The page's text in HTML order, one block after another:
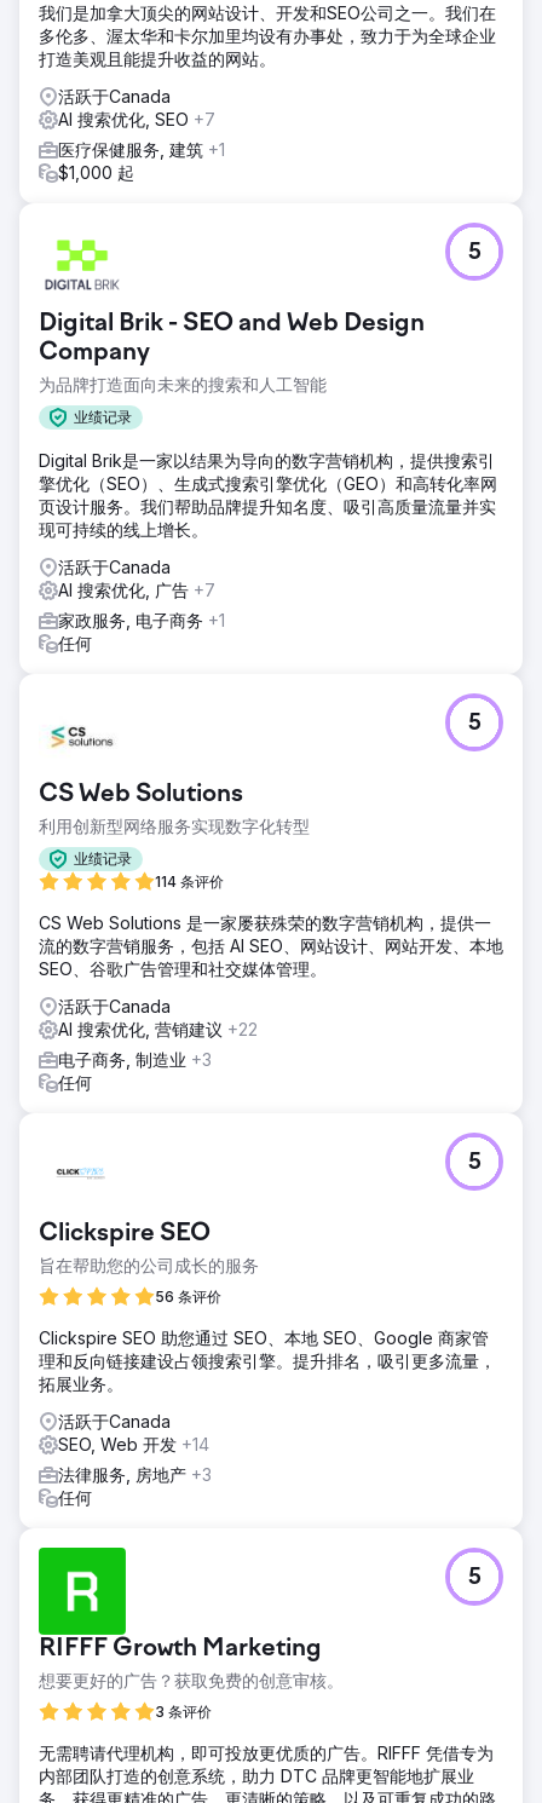
我们是加拿大顶尖的网站设计、开发和SEO公司之一。我们在
多伦多、渥太华和卡尔加里均设有办事处，致力于为全球企业
打造美观且能提升收益的网站。
活跃于Canada
AI 搜索优化, SEO +7
医疗保健服务, 建筑 +1
$1,000 起
Digital Brik - SEO and Web Design
Company
为品牌打造面向未来的搜索和人工智能
业绩记录
5
Digital Brik是一家以结果为导向的数字营销机构，提供搜索引
擎优化（SEO）、生成式搜索引擎优化（GEO）和高转化率网
页设计服务。我们帮助品牌提升知名度、吸引高质量流量并实
现可持续的线上增长。
活跃于Canada
AI 搜索优化, 广告 +7
家政服务, 电子商务 +1
任何
CS Web Solutions
利用创新型网络服务实现数字化转型
业绩记录
114 条评价
5
CS Web Solutions 是一家屡获殊荣的数字营销机构，提供一
流的数字营销服务，包括 AI SEO、网站设计、网站开发、本地
SEO、谷歌广告管理和社交媒体管理。
活跃于Canada
AI 搜索优化, 营销建议 +22
电子商务, 制造业 +3
任何
Clickspire SEO
旨在帮助您的公司成长的服务
56 条评价
5
Clickspire SEO 助您通过 SEO、本地 SEO、Google 商家管
理和反向链接建设占领搜索引擎。提升排名，吸引更多流量，
拓展业务。
活跃于Canada
SEO, Web 开发 +14
法律服务, 房地产 +3
任何
RIFFF Growth Marketing
想要更好的广告？获取免费的创意审核。
3 条评价
5
无需聘请代理机构，即可投放更优质的广告。RIFFF 凭借专为
内部团队打造的创意系统，助力 DTC 品牌更智能地扩展业
务。获得更精准的广告、更清晰的策略，以及可重复成功的路